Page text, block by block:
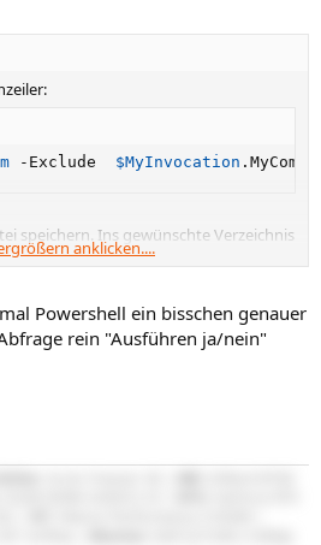
- Exclude $MyInvocation .
speichern. Ins gewünschte Verzeichnis
anklicken....
Powershell ein bisschen genauer
rein "Ausführen ja/nein"